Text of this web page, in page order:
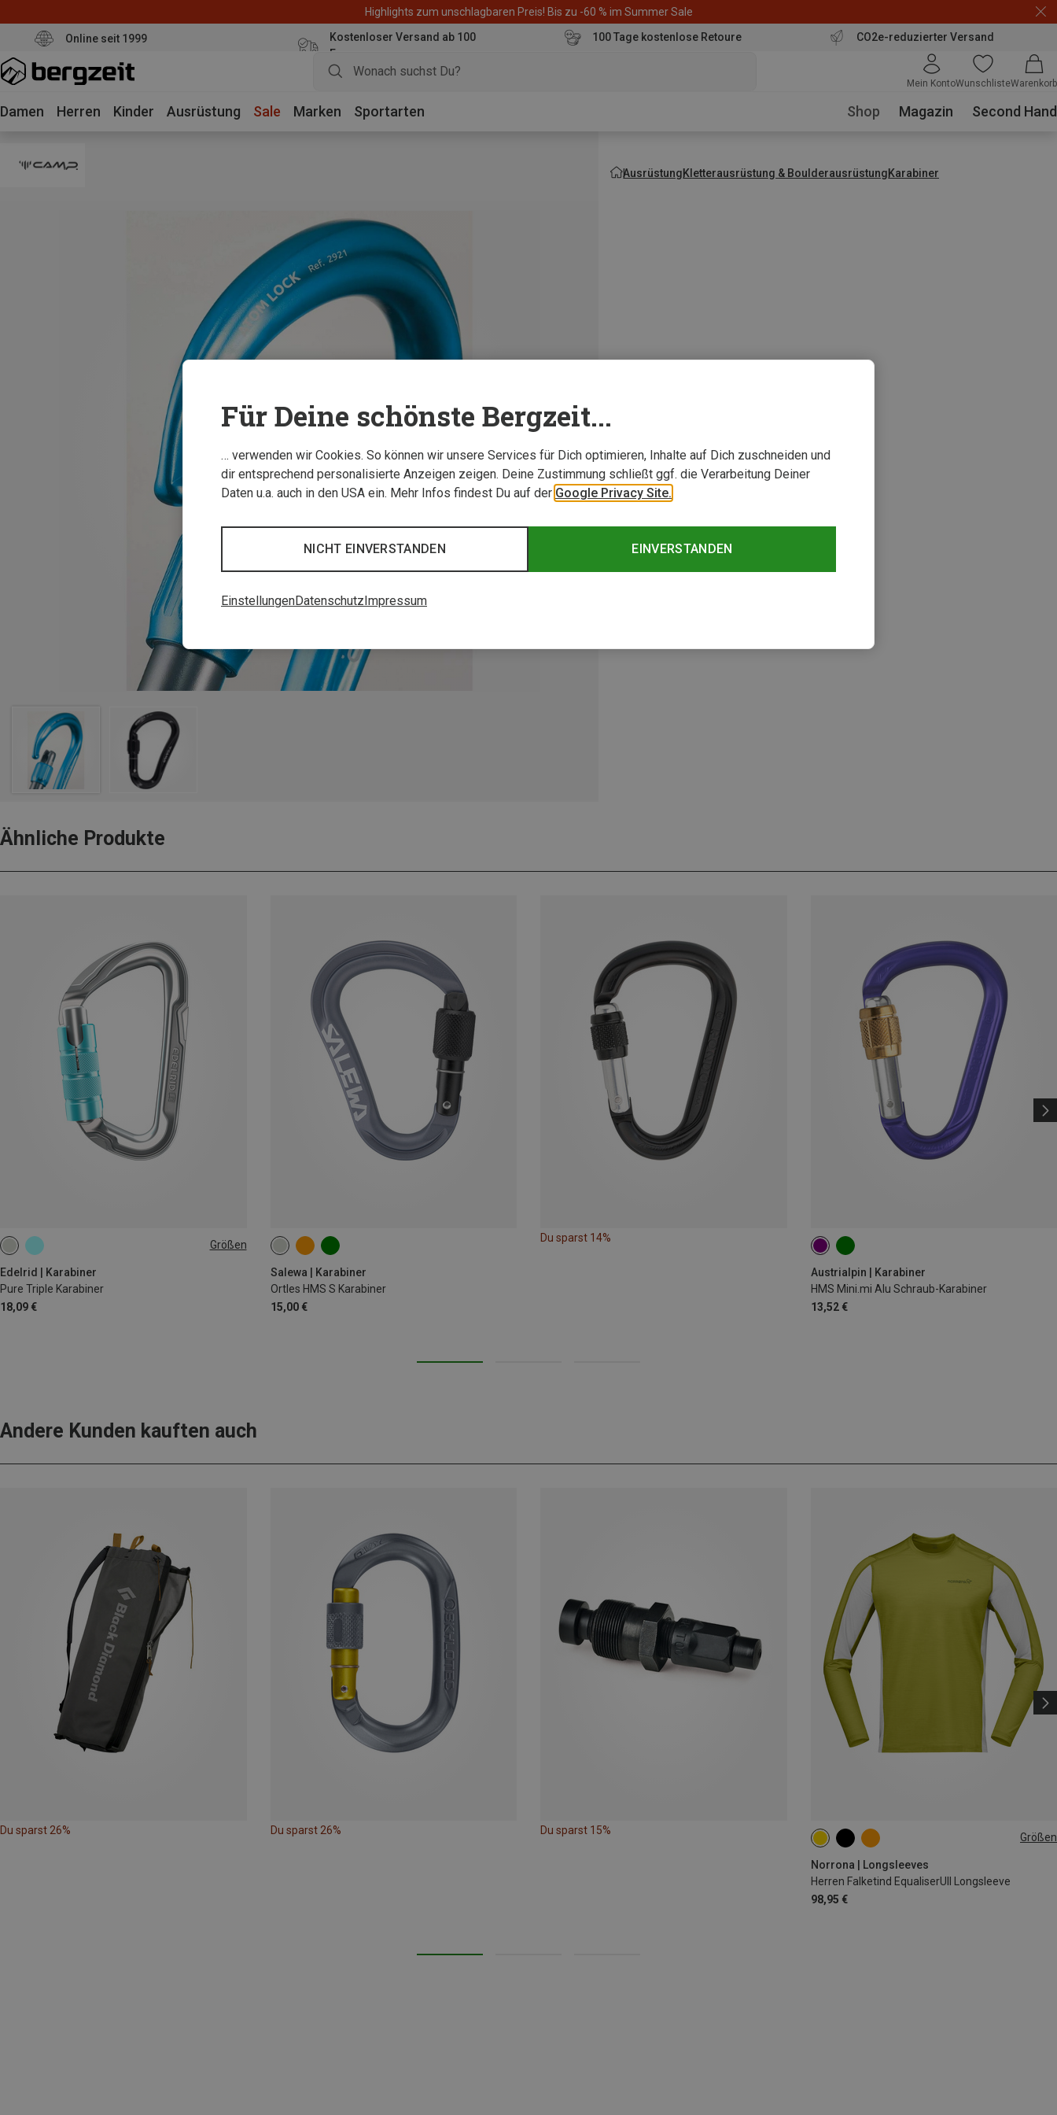
Highlights zum unschlagbaren Preis! Bis zu -60 % im Summer Sale
Online seit 1999
Kostenloser Versand ab 100
Euro
100 Tage kostenlose Retoure CO2e-reduzierter Versand
Mein KontoWunschlisteWarenkorb
Damen Herren Kinder Ausrüstung Sale Marken Sportarten Shop Magazin Second Hand
AusrüstungKletterausrüstung & BoulderausrüstungKarabiner
Ähnliche Produkte
Größen
Edelrid | Karabiner
Pure Triple Karabiner
18,09 €
000
Salewa | Karabiner
Ortles HMS S Karabiner
15,00 €
Du sparst 14%
Austrialpin | Karabiner
HMS Mini.mi Alu Schraub-Karabiner
13,52 €
Andere Kunden kauften auch
Du sparst 26% Du sparst 26% Du sparst 15%
Größen
Norrona | Longsleeves
Herren Falketind EqualiserUll Longsleeve
98,95 €
S M L
Für Deine schönste Bergzeit...
… verwenden wir Cookies. So können wir unsere Services für Dich optimieren, Inhalte auf Dich zuschneiden und
dir entsprechend personalisierte Anzeigen zeigen. Deine Zustimmung schließt ggf. die Verarbeitung Deiner
Daten u.a. auch in den USA ein. Mehr Infos findest Du auf der Google Privacy Site.
EINVERSTANDEN
NICHT EINVERSTANDEN
EinstellungenDatenschutz Impressum